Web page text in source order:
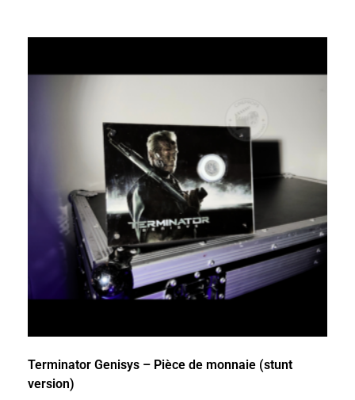
Terminator Genisys – Pièce de monnaie (stunt
version)